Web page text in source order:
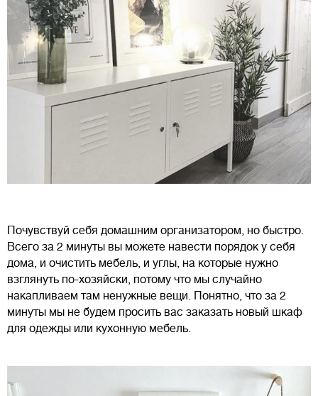
Почувствуй себя домашним организатором, но быстро.
Всего за 2 минуты вы можете навести порядок у себя
дома, и очистить мебель, и углы, на которые нужно
взглянуть по-хозяйски, потому что мы случайно
накапливаем там ненужные вещи. Понятно, что за 2
минуты мы не будем просить вас заказать новый шкаф
для одежды или кухонную мебель.